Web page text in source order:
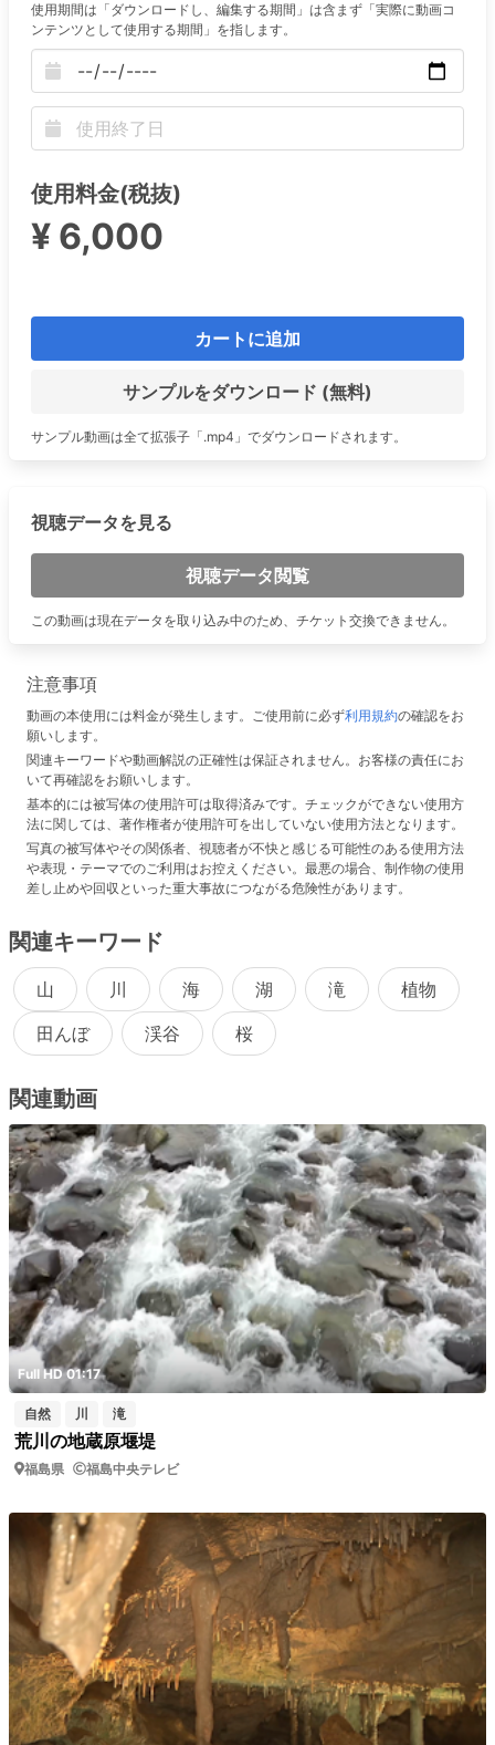
使用期間は「ダウンロードし、編集する期間」は含まず「実際に動画コ
ンテンツとして使用する期間」を指します。
使用料金(税抜)
¥ 6,000
カートに追加
サンプルをダウンロード (無料)
サンプル動画は全て拡張子「.mp4」でダウンロードされます。
視聴データを見る
視聴データ閲覧
この動画は現在データを取り込み中のため、チケット交換できません。
注意事項
動画の本使用には料金が発生します。ご使用前に必ず利用規約の確認をお
願いします。
関連キーワードや動画解説の正確性は保証されません。お客様の責任にお
いて再確認をお願いします。
基本的には被写体の使用許可は取得済みです。チェックができない使用方
法に関しては、著作権者が使用許可を出していない使用方法となります。
写真の被写体やその関係者、視聴者が不快と感じる可能性のある使用方法
や表現・テーマでのご利用はお控えください。最悪の場合、制作物の使用
差し止めや回収といった重大事故につながる危険性があります。
関連キーワード
山 川 海 湖 滝
植物
田んぼ
渓谷 桜
関連動画
Full HD 01:17
自然 川 滝
荒川の地蔵原堰堤
福島県 福島中央テレビ